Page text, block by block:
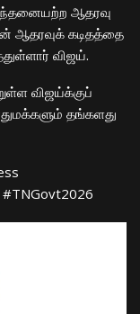
ஆதரவு
ஆதரவுக் கடிதத்தை
விஜய்.
விஜய்க்குப்
தங்களது
#TNGovt2026